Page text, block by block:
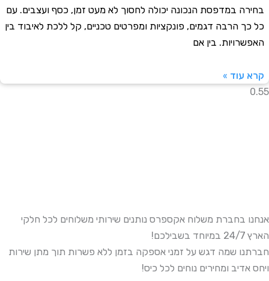
במדפסת הנכונה יכולה לחסוך לא מעט זמן, כסף ועצבים. עם
הרבה דגמים, פונקציות ומפרטים טכניים, קל ללכת לאיבוד בין
בין אם
»
בחברת משלוח אקספרס נותנים שירותי משלוחים לכל חלקי
שמה דגש על זמני אספקה בזמן ללא פשרות תוך מתן שירות
ומחירים נוחים לכל כיס!